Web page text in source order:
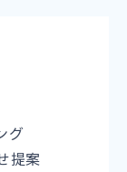
グ
提案